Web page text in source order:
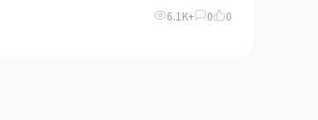
6.1K+ 0 0